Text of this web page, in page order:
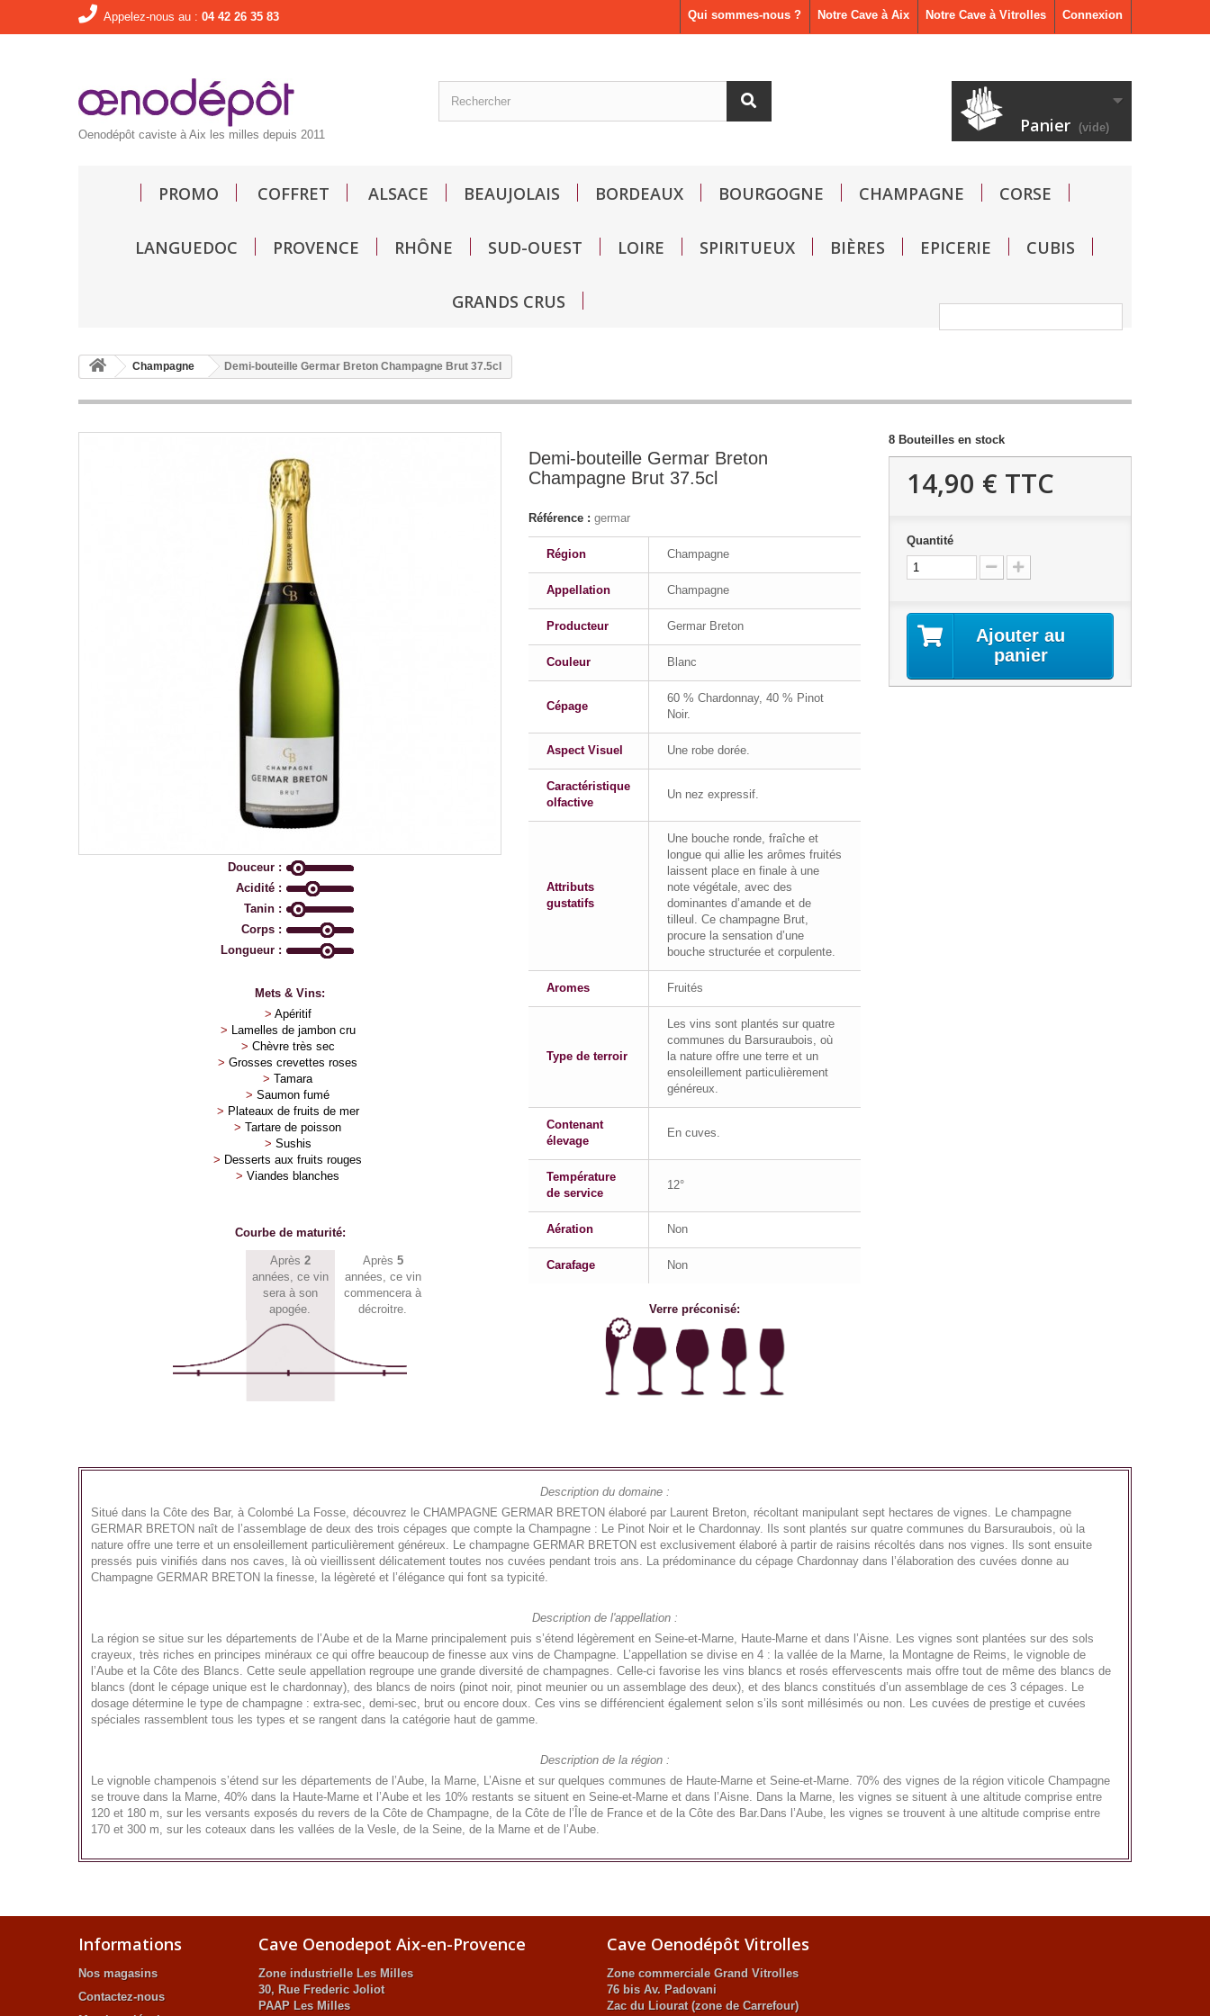
Connexion
Notre Cave à Vitrolles
Notre Cave à Aix
Qui sommes-nous ?
Appelez-nous au : 04 42 26 35 83
Oenodépôt caviste à Aix les milles depuis 2011 Panier (vide)
PROMO COFFRET ALSACE BEAUJOLAIS BORDEAUX BOURGOGNE CHAMPAGNE CORSE
LANGUEDOC PROVENCE RHÔNE SUD-OUEST LOIRE SPIRITUEUX BIÈRES EPICERIE CUBIS
GRANDS CRUS
Champagne Demi-bouteille Germar Breton Champagne Brut 37.5cl
Douceur :
Acidité :
Tanin :
Corps :
Longueur :
Mets & Vins:
> Apéritif
>
Lamelles de jambon cru
> Chèvre très sec
> Grosses crevettes roses
> Tamara
> Saumon fumé
> Plateaux de fruits de mer
> Tartare de poisson
> Sushis
> Desserts aux fruits rouges
> Viandes blanches
Courbe de maturité:
Après 2
années, ce vin
sera à son
apogée.
Après 5
années, ce vin
commencera à
décroitre.
Demi-bouteille Germar Breton
Champagne Brut 37.5cl
Référence : germar
Région Champagne
Appellation Champagne
Producteur Germar Breton
Couleur Blanc
Cépage
60 % Chardonnay, 40 % Pinot
Noir.
Aspect Visuel Une robe dorée.
Caractéristique
olfactive
Un nez expressif.
Attributs
gustatifs
Une bouche ronde, fraîche et
longue qui allie les arômes fruités
laissent place en finale à une
note végétale, avec des
dominantes d’amande et de
tilleul. Ce champagne Brut,
procure la sensation d’une
bouche structurée et corpulente.
Aromes Fruités
Type de terroir
Les vins sont plantés sur quatre
communes du Barsuraubois, où
la nature offre une terre et un
ensoleillement particulièrement
généreux.
Contenant
élevage
En cuves.
Température
de service
12°
Aération Non
Carafage Non
Verre préconisé:
8 Bouteilles en stock
14,90 € TTC
Quantité
Ajouter au
panier
Description du domaine :
Situé dans la Côte des Bar, à Colombé La Fosse, découvrez le CHAMPAGNE GERMAR BRETON élaboré par Laurent Breton, récoltant manipulant sept hectares de vignes. Le champagne
GERMAR BRETON naît de l’assemblage de deux des trois cépages que compte la Champagne : Le Pinot Noir et le Chardonnay. Ils sont plantés sur quatre communes du Barsuraubois, où la
nature offre une terre et un ensoleillement particulièrement généreux. Le champagne GERMAR BRETON est exclusivement élaboré à partir de raisins récoltés dans nos vignes. Ils sont ensuite
pressés puis vinifiés dans nos caves, là où vieillissent délicatement toutes nos cuvées pendant trois ans. La prédominance du cépage Chardonnay dans l’élaboration des cuvées donne au
Champagne GERMAR BRETON la finesse, la légèreté et l’élégance qui font sa typicité.
Description de l'appellation :
La région se situe sur les départements de l’Aube et de la Marne principalement puis s’étend légèrement en Seine-et-Marne, Haute-Marne et dans l’Aisne. Les vignes sont plantées sur des sols
crayeux, très riches en principes minéraux ce qui offre beaucoup de finesse aux vins de Champagne. L’appellation se divise en 4 : la vallée de la Marne, la Montagne de Reims, le vignoble de
l’Aube et la Côte des Blancs. Cette seule appellation regroupe une grande diversité de champagnes. Celle-ci favorise les vins blancs et rosés effervescents mais offre tout de même des blancs de
blancs (dont le cépage unique est le chardonnay), des blancs de noirs (pinot noir, pinot meunier ou un assemblage des deux), et des blancs constitués d’un assemblage de ces 3 cépages. Le
dosage détermine le type de champagne : extra-sec, demi-sec, brut ou encore doux. Ces vins se différencient également selon s’ils sont millésimés ou non. Les cuvées de prestige et cuvées
spéciales rassemblent tous les types et se rangent dans la catégorie haut de gamme.
Description de la région :
Le vignoble champenois s’étend sur les départements de l’Aube, la Marne, L’Aisne et sur quelques communes de Haute-Marne et Seine-et-Marne. 70% des vignes de la région viticole Champagne
se trouve dans la Marne, 40% dans la Haute-Marne et l’Aube et les 10% restants se situent en Seine-et-Marne et dans l’Aisne. Dans la Marne, les vignes se situent à une altitude comprise entre
120 et 180 m, sur les versants exposés du revers de la Côte de Champagne, de la Côte de l’Île de France et de la Côte des Bar.Dans l’Aube, les vignes se trouvent à une altitude comprise entre
170 et 300 m, sur les coteaux dans les vallées de la Vesle, de la Seine, de la Marne et de l’Aube.
Informations
Nos magasins
Contactez-nous
Cave Oenodepot Aix-en-Provence
Zone industrielle Les Milles
30, Rue Frederic Joliot
PAAP Les Milles
Cave Oenodépôt Vitrolles
Zone commerciale Grand Vitrolles
76 bis Av. Padovani
Zac du Liourat (zone de Carrefour)